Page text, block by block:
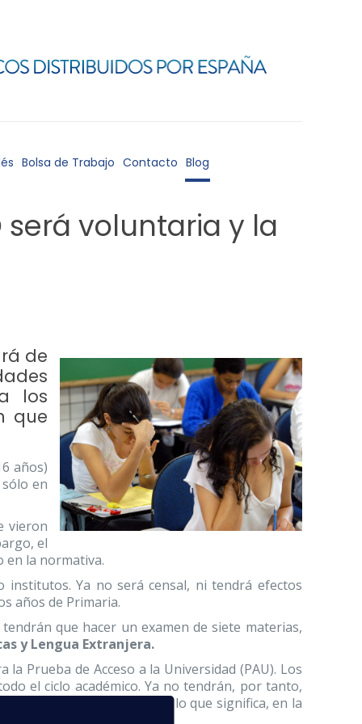
Bolsa de Trabajo Contacto Blog
será voluntaria y la
de
los
que
años)
en
vieron
el
en la normativa.
Ya no será censal, ni tendrá efectos
años de Primaria.
que hacer un examen de siete materias,
y Lengua Extranjera.
Prueba de Acceso a la Universidad (PAU). Los
el ciclo académico. Ya no tendrán, por tanto,
ni de la troncal general, lo que significa, en la